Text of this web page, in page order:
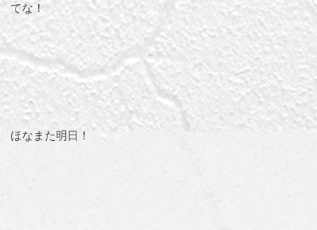
てな！
ほなまた明日！